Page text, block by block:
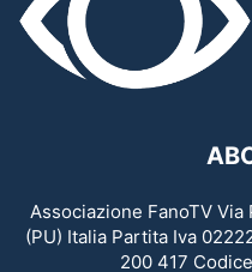
Associazione FanoTV
(PU) Italia Partita Iva
200 417